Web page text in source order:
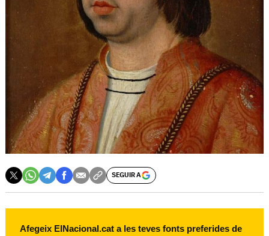
SEGUIR A
Afegeix ElNacional.cat a les teves fonts preferides de